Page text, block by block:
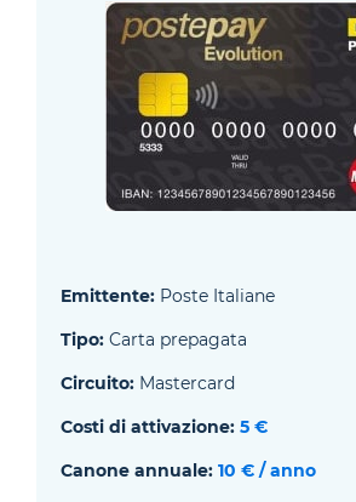
Emittente: Poste Italiane
Tipo: Carta prepagata
Circuito: Mastercard
Costi di attivazione: 5 €
Canone annuale: 10 € / anno